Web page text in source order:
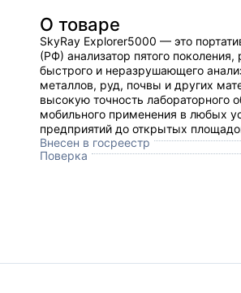
О товаре
SkyRay Explorer5000 — это
(РФ) анализатор пятого поколения,
быстрого и неразрушающего
металлов, руд, почвы и других
высокую точность лабораторного
мобильного применения в любых
предприятий до открытых
Внесен в госреестр
Поверка